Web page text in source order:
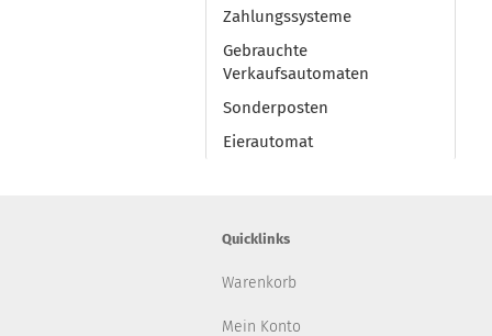
Zahlungssysteme
Gebrauchte
Verkaufsautomaten
Sonderposten
Eierautomat
Quicklinks
Warenkorb
Mein Konto